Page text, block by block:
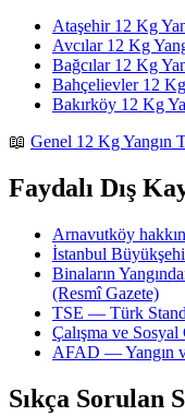
Ataşehir 12 Kg
Avcılar 12 Kg
Bağcılar 12 Kg
Bahçelievler 12
Bakırköy 12 Kg
📖 Genel 12 Kg Yangın
Faydalı Dış
Arnavutköy
İstanbul
Binaların
(Resmî Gazete)
TSE — Türk
Çalışma ve
AFAD — Yangın
Sıkça Sorulan